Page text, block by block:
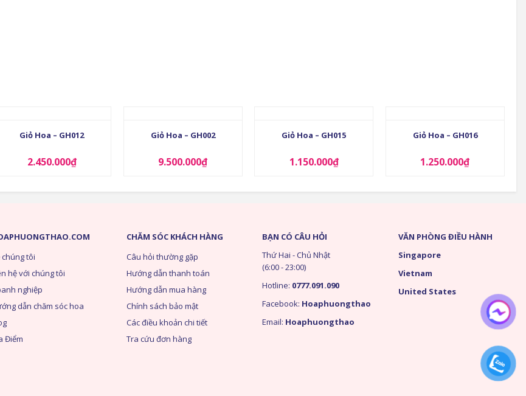
Giỏ Hoa – GH012
2.450.000₫
Giỏ Hoa – GH002
9.500.000₫
Giỏ Hoa – GH015
1.150.000₫
Giỏ Hoa – GH016
1.250.000₫
chúng tôi
hệ với chúng tôi
nghiệp
dẫn chăm sóc hoa
Điểm
CHĂM SÓC KHÁCH HÀNG
Câu hỏi thường gặp
Hướng dẫn thanh toán
Hướng dẫn mua hàng
Chính sách bảo mật
Các điều khoản chi tiết
Tra cứu đơn hàng
BẠN CÓ CÂU HỎI
Thứ Hai - Chủ Nhật
(6:00 - 23:00)
Hotline: 0777.091.090
Facebook: Hoaphuongthao
Email: Hoaphuongthao
VĂN PHÒNG ĐIỀU HÀNH
Singapore
Vietnam
United States